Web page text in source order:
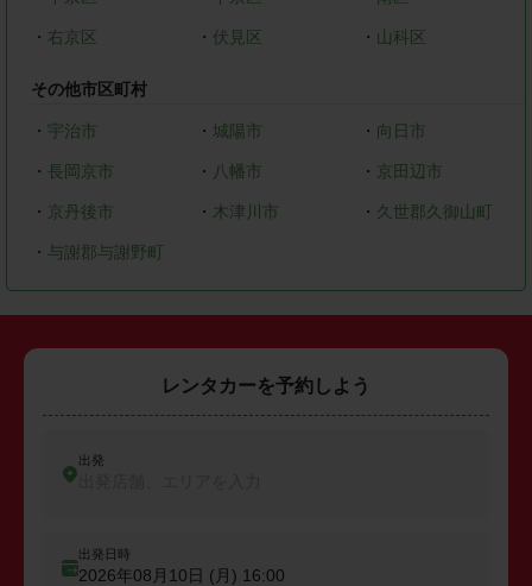
・ 右京区 ・ 伏見区 ・ 山科区
その他市区町村
・ 宇治市 ・ 城陽市 ・ 向日市
・ 長岡京市 ・ 八幡市 ・ 京田辺市
・ 京丹後市 ・ 木津川市 ・ 久世郡久御山町
・ 与謝郡与謝野町
レンタカーを予約しよう
出発
出発日時
2026年08月10日 (月) 16:00